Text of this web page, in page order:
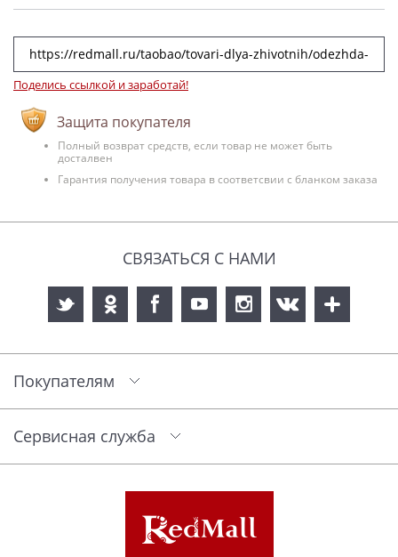
Поделись ссылкой и заработай!
Защита покупателя
Полный возврат средств, если товар не может быть
досталвен
Гарантия получения товара в соответсвии с бланком заказа
СВЯЗАТЬСЯ С НАМИ
Покупателям
Сервисная служба